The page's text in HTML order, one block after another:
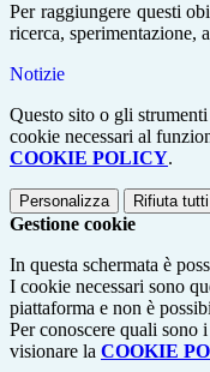
Per raggiungere questi
ricerca, sperimentazione,
Notizie
Questo sito o gli
cookie necessari al
COOKIE POLICY.
Personalizza Rifiuta tutti
Gestione cookie
In questa schermata è
I cookie necessari sono
piattaforma e non è
Per conoscere quali sono
visionare la COOKIE